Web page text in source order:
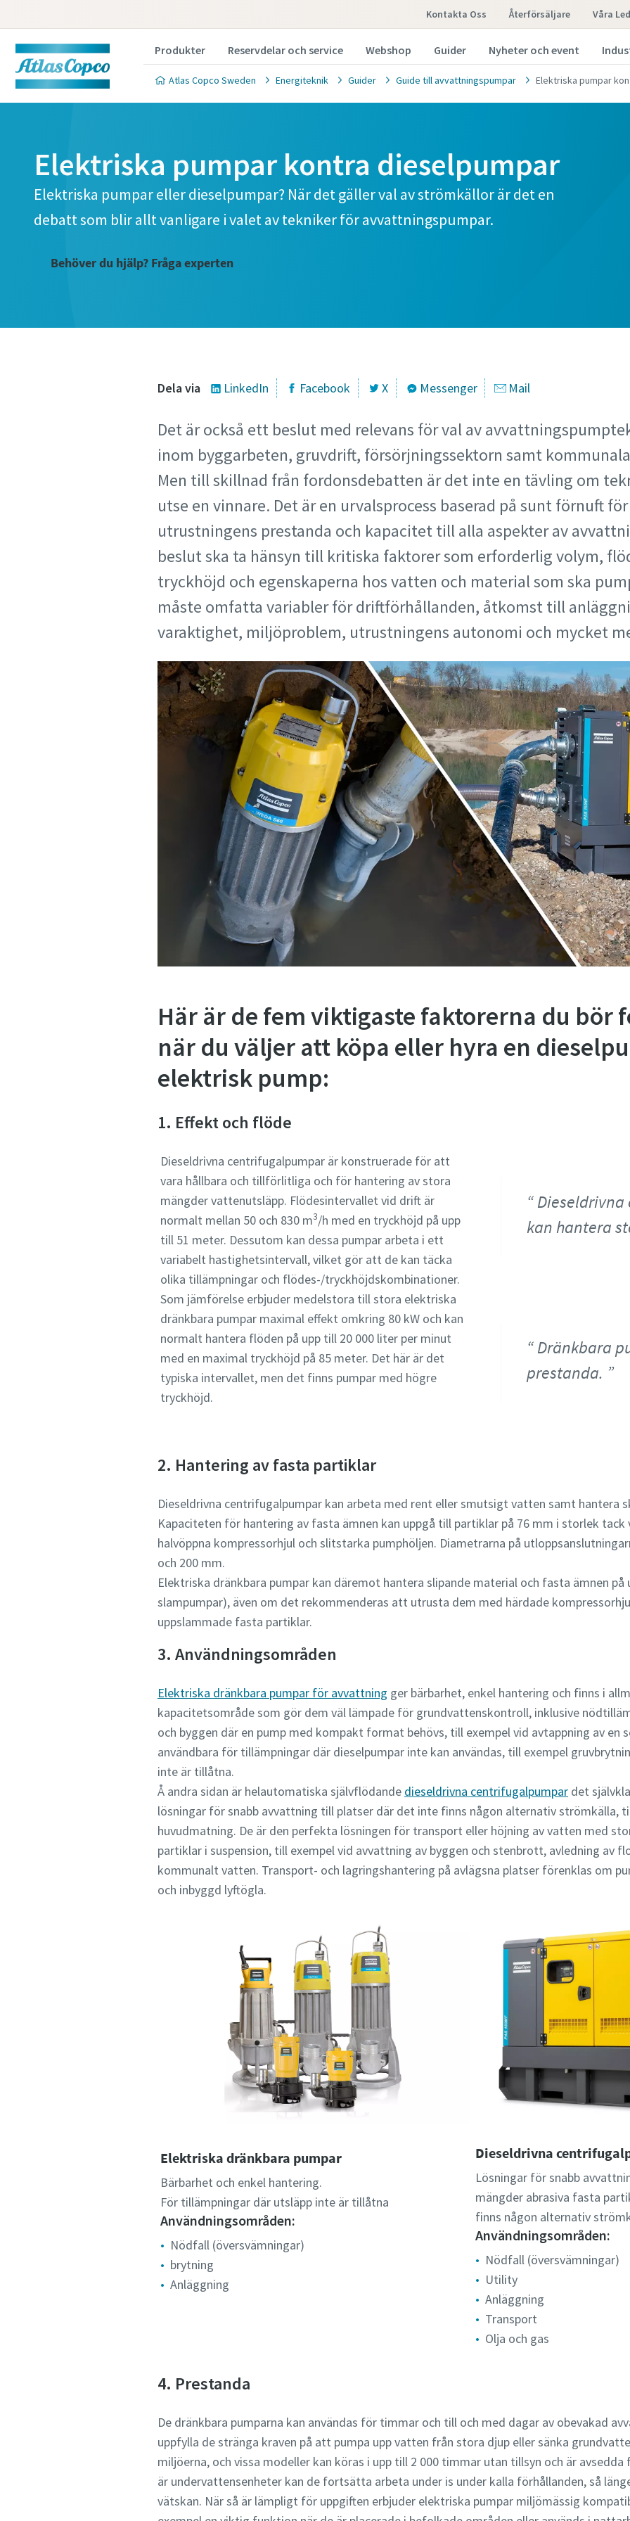
Kontakta Oss Återförsäljare Våra
Produkter Reservdelar och service Webshop Guider Nyheter och event
Atlas Copco Sweden Energiteknik Guider Guide till avvattningspumpar Elektriska pumpar
Elektriska pumpar kontra dieselpumpar
Elektriska pumpar eller dieselpumpar? När det gäller val av strömkällor är det en
debatt som blir allt vanligare i valet av tekniker för avvattningspumpar.
Behöver du hjälp? Fråga experten
Dela via LinkedIn Facebook X Messenger Mail
Det är också ett beslut med relevans för val av
inom byggarbeten, gruvdrift, försörjningssektorn samt
Men till skillnad från fordonsdebatten är det inte en tävling om
utse en vinnare. Det är en urvalsprocess baserad på sunt förnuft
utrustningens prestanda och kapacitet till alla aspekter av
beslut ska ta hänsyn till kritiska faktorer som erforderlig volym,
tryckhöjd och egenskaperna hos vatten och material som ska
måste omfatta variabler för driftförhållanden, åtkomst till
varaktighet, miljöproblem, utrustningens autonomi och mycket
Här är de fem viktigaste faktorerna du bör
när du väljer att köpa eller hyra en
elektrisk pump:
1. Effekt och flöde
Dieseldrivna centrifugalpumpar är konstruerade för att
vara hållbara och tillförlitliga och för hantering av stora
mängder vattenutsläpp. Flödesintervallet vid drift är
normalt mellan 50 och 830 m3/h med en tryckhöjd på upp
till 51 meter. Dessutom kan dessa pumpar arbeta i ett
variabelt hastighetsintervall, vilket gör att de kan täcka
olika tillämpningar och flödes-/tryckhöjdskombinationer.
Som jämförelse erbjuder medelstora till stora elektriska
dränkbara pumpar maximal effekt omkring 80 kW och kan
normalt hantera flöden på upp till 20 000 liter per minut
med en maximal tryckhöjd på 85 meter. Det här är det
typiska intervallet, men det finns pumpar med högre
tryckhöjd.
kan hantera
Dränkbara
prestanda.
2. Hantering av fasta partiklar
Dieseldrivna centrifugalpumpar kan arbeta med rent eller smutsigt vatten samt hantera
Kapaciteten för hantering av fasta ämnen kan uppgå till partiklar på 76 mm i storlek
halvöppna kompressorhjul och slitstarka pumphöljen. Diametrarna på
och 200 mm.
Elektriska dränkbara pumpar kan däremot hantera slipande material och fasta ämnen
slampumpar), även om det rekommenderas att utrusta dem med härdade
uppslammade fasta partiklar.
3. Användningsområden
Elektriska dränkbara pumpar för avvattning ger bärbarhet, enkel hantering och finns i
kapacitetsområde som gör dem väl lämpade för grundvattenskontroll, inklusive
och byggen där en pump med kompakt format behövs, till exempel vid avtappning av en
användbara för tillämpningar där dieselpumpar inte kan användas, till exempel
inte är tillåtna.
Å andra sidan är helautomatiska självflödande dieseldrivna centrifugalpumpar det
lösningar för snabb avvattning till platser där det inte finns någon alternativ strömkälla,
huvudmatning. De är den perfekta lösningen för transport eller höjning av vatten med
partiklar i suspension, till exempel vid avvattning av byggen och stenbrott, avledning av
kommunalt vatten. Transport- och lagringshantering på avlägsna platser förenklas om
och inbyggd lyftögla.
Elektriska dränkbara pumpar
Bärbarhet och enkel hantering.
För tillämpningar där utsläpp inte är tillåtna
Användningsområden:
Nödfall (översvämningar)
brytning
Anläggning
Dieseldrivna
Lösningar för snabb
mängder abrasiva fasta
finns någon alternativ
Användningsområden:
Nödfall (översvämningar)
Utility
Anläggning
Transport
Olja och gas
4. Prestanda
De dränkbara pumparna kan användas för timmar och till och med dagar av obevakad
uppfylla de stränga kraven på att pumpa upp vatten från stora djup eller sänka
miljöerna, och vissa modeller kan köras i upp till 2 000 timmar utan tillsyn och är
är undervattensenheter kan de fortsätta arbeta under is under kalla förhållanden, så
vätskan. När så är lämpligt för uppgiften erbjuder elektriska pumpar miljömässig